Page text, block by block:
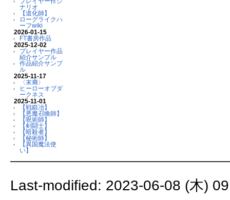
ナリオ
【道化師】
ローグライクハ
ーフwiki
2026-01-15
FT書房作品
2025-12-02
プレイヤー作品
紹介サンプル
作品紹介サンプ
ル
2025-11-17
〈末裔〉
ヒーローオブダ
ークネス
2025-11-01
【戦鍛冶】
【悪魔召喚師】
【呪術師】
【剣闘士】
【暗殺者】
【秘術師】
【異国魔法使
い】
Last-modified: 2023-06-08 (木)